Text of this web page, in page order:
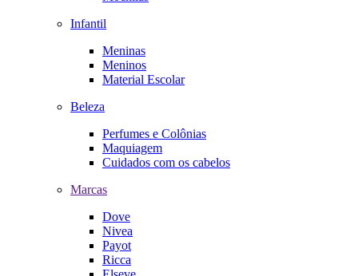
Infantil
Meninas
Meninos
Material Escolar
Beleza
Perfumes e Colônias
Maquiagem
Cuidados com os cabelos
Marcas
Dove
Nivea
Payot
Ricca